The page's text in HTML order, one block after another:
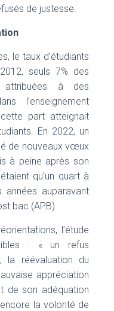
de justesse.
le taux d’étudiants
seuls 7% des
attribuées à des
l’enseignement
part atteignait
En 2022, un
de nouveaux vœux
à peine après son
qu’un quart à
années auparavant
bac (APB).
l’étude
: « un refus
la réévaluation du
appréciation
de son adéquation
la volonté de